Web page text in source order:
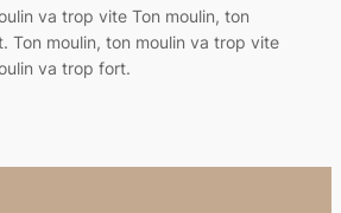
va trop vite Ton moulin, ton
Ton moulin, ton moulin va trop vite
va trop fort.